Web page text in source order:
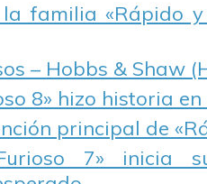
familia «Rápido
– Hobbs & Shaw
8» hizo historia en
principal de
7» inicia